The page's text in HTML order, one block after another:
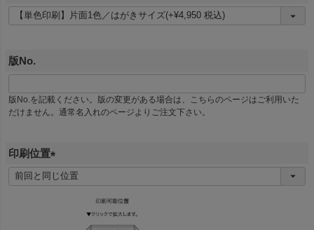
(
必
版No.
版No.を記載ください。版の変更がある場合は、こちらのページはご利用いた
だけません。通常名入れのページよりご注文下さい。
印刷位置
(
必